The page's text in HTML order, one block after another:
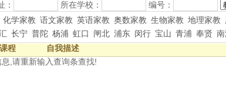
： 所在学校： 编号：
化学家教 语文家教 英语家教 奥数家教 生物家教 地理家教
长宁 普陀 杨浦 虹口 闸北 浦东 闵行 宝山 青浦 奉贤
程 自我描述
,请重新输入查询条查找!